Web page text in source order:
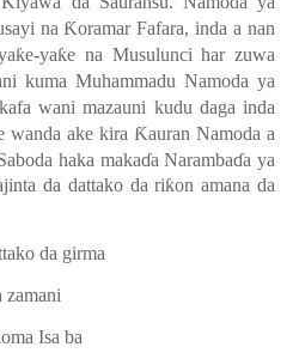
na Ƙoramar Fafara, inda a nan
ƙe-yaƙe na Musulunci har zuwa
kuma Muhammadu Namoda ya
wani mazauni kudu daga inda
wanda ake kira Ƙauran Namoda a
haka makaɗa Narambaɗa ya
da dattako da riƙon amana da
da girma
zamani
Isa ba